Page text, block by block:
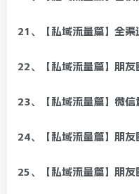
21、【私域流量篇】全
22、【私域流量篇】朋
23、【私域流量篇】微信
24、【私域流量篇】朋友
25、【私域流量篇】朋友